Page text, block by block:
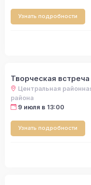
Узнать подробности
Творческая
Центральная
района
9 июля в 13:00
Узнать подробности